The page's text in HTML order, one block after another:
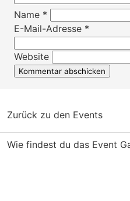
Name *
E-Mail-Adresse *
Website
Zurück zu den Events
Wie findest du das Event